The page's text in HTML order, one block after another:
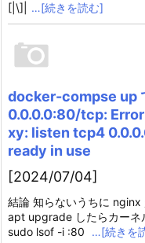
[|\]|
…[続きを読む]
docker-compse up
0.0.0.0:80/tcp:
xy: listen tcp4
ready in use
[2024/07/04]
結論 知らないうちに
apt upgrade したらカーネ
sudo lsof -i :80
…[続きを